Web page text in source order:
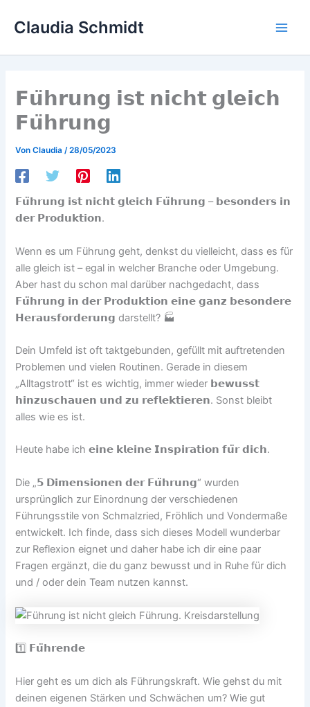
InhaltClaudia Schmidt
𝗙𝘂̈𝗵𝗿𝘂𝗻𝗴 𝗶𝘀𝘁 𝗻𝗶𝗰𝗵𝘁 𝗴𝗹𝗲𝗶𝗰𝗵
𝗙𝘂̈𝗵𝗿𝘂𝗻𝗴
VonClaudia /28/05/2023
𝗙𝘂̈𝗵𝗿𝘂𝗻𝗴 𝗶𝘀𝘁 𝗻𝗶𝗰𝗵𝘁 𝗴𝗹𝗲𝗶𝗰𝗵 𝗙𝘂̈𝗵𝗿𝘂𝗻𝗴 – 𝗯𝗲𝘀𝗼𝗻𝗱𝗲𝗿𝘀 𝗶𝗻
𝗱𝗲𝗿 𝗣𝗿𝗼𝗱𝘂𝗸𝘁𝗶𝗼𝗻.
Wenn es um Führung geht, denkst du vielleicht, dass es für
alle gleich ist – egal in welcher Branche oder Umgebung.
Aber hast du schon mal darüber nachgedacht, dass
𝗙𝘂̈𝗵𝗿𝘂𝗻𝗴 𝗶𝗻 𝗱𝗲𝗿 𝗣𝗿𝗼𝗱𝘂𝗸𝘁𝗶𝗼𝗻 𝗲𝗶𝗻𝗲 𝗴𝗮𝗻𝘇 𝗯𝗲𝘀𝗼𝗻𝗱𝗲𝗿𝗲
𝗛𝗲𝗿𝗮𝘂𝘀𝗳𝗼𝗿𝗱𝗲𝗿𝘂𝗻𝗴 darstellt? 🏭
Dein Umfeld ist oft taktgebunden, gefüllt mit auftretenden
Problemen und vielen Routinen. Gerade in diesem
„Alltagstrott“ ist es wichtig, immer wieder 𝗯𝗲𝘄𝘂𝘀𝘀𝘁
𝗵𝗶𝗻𝘇𝘂𝘀𝗰𝗵𝗮𝘂𝗲𝗻 𝘂𝗻𝗱 𝘇𝘂 𝗿𝗲𝗳𝗹𝗲𝗸𝘁𝗶𝗲𝗿𝗲𝗻. Sonst bleibt
alles wie es ist.
Heute habe ich 𝗲𝗶𝗻𝗲 𝗸𝗹𝗲𝗶𝗻𝗲 𝗜𝗻𝘀𝗽𝗶𝗿𝗮𝘁𝗶𝗼𝗻 𝗳𝘂̈𝗿 𝗱𝗶𝗰𝗵.
Die „𝟱 𝗗𝗶𝗺𝗲𝗻𝘀𝗶𝗼𝗻𝗲𝗻 𝗱𝗲𝗿 𝗙𝘂̈𝗵𝗿𝘂𝗻𝗴“ wurden
ursprünglich zur Einordnung der verschiedenen
Führungsstile von Schmalzried, Fröhlich und Vondermaße
entwickelt. Ich finde, dass sich dieses Modell wunderbar
zur Reflexion eignet und daher habe ich dir eine paar
Fragen ergänzt, die du ganz bewusst und in Ruhe für dich
und / oder dein Team nutzen kannst.
1️⃣ 𝗙𝘂̈𝗵𝗿𝗲𝗻𝗱𝗲
Hier geht es um dich als Führungskraft. Wie gehst du mit
deinen eigenen Stärken und Schwächen um? Wie gut